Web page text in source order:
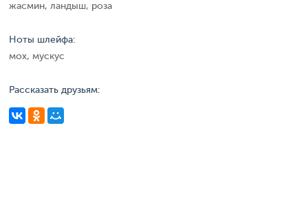
жасмин, ландыш, роза
Ноты шлейфа:
мох, мускус
Рассказать друзьям: